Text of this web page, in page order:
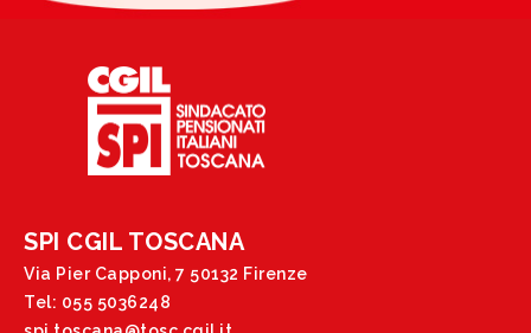
SPI CGIL TOSCANA
Via Pier Capponi, 7 50132 Firenze
Tel: 055 5036248